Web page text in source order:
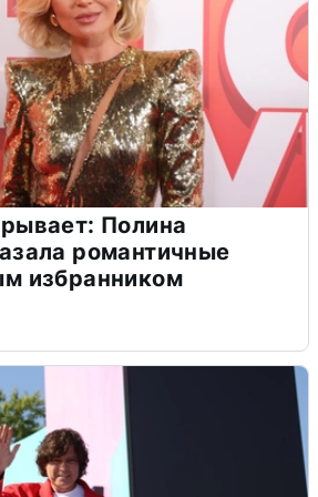
Полина
романтичные
избранником